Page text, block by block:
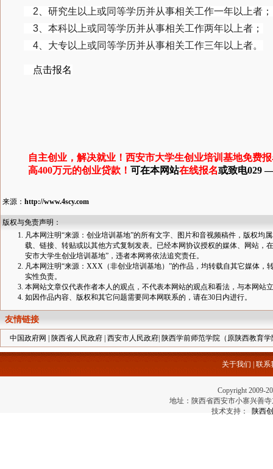
2、研究生以上或同等学历并从事相关工作一年以上者；
3、本科以上或同等学历并从事相关工作两年以上者；
4、大专以上或同等学历并从事相关工作三年以上者。
点击报名
自主创业，解决就业！西安市大学生创业培训基地免费
高400万元的创业贷款！ 可在本网站在线报名或致电029 —
来源： http://www.4scy.com
版权与免责声明：
凡本网注明“来源：创业培训基地”的所有文字、图片和音视频稿件，版权均
载、链接、转贴或以其他方式复制发表。已经本网协议授权的媒体、网站，
安市大学生创业培训基地”，违者本网将依法追究责任。
凡本网注明“来源：XXX（非创业培训基地）”的作品，均转载自其它媒体
实性负责。
本网站文章仅代表作者本人的观点，不代表本网站的观点和看法，与本网站
如因作品内容、版权和其它问题需要同本网联系的，请在30日内进行。
友情链接
中国政府网 陕西省人民政府 西安市人民政府 陕西学前师范学院（原陕西教育学
关于我们 联系
Copyright 2009-
地址：陕西省西安市小寨兴善寺
技术支持：
陕西